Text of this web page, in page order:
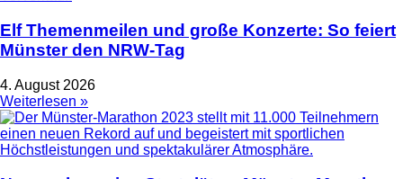
Elf Themenmeilen und große Konzerte: So feiert
Münster den NRW-Tag
4. August 2026
Weiterlesen »